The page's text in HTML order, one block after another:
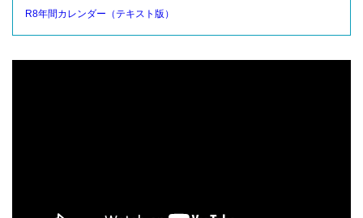
R8年間カレンダー（テキスト版）